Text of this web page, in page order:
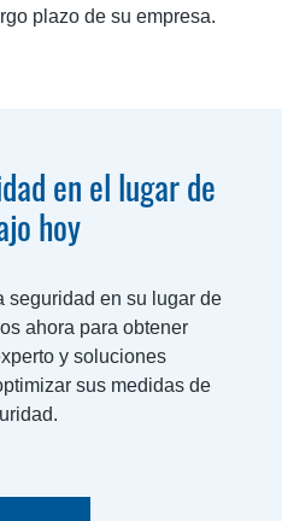
plazo de su empresa.
en el lugar de
hoy
seguridad en su lugar de
ahora para obtener
y soluciones
sus medidas de